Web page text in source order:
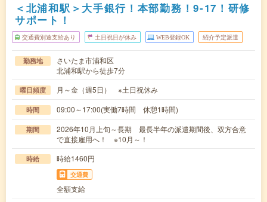
＜北浦和駅＞大手銀行！本部勤務！9-17！研修
サポート！
交通費別途支給あり 土日祝日が休み WEB登録OK 紹介予定派遣
勤務地
さいたま市浦和区
北浦和駅から徒歩7分
曜日頻度 月～金（週5日） ※土日祝休み
時間 09:00～17:00(実働7時間 休憩1時間)
期間
2026年10月上旬～長期 最長半年の派遣期間後、双方合意
で直接雇用へ！ ※10月～！
時給 時給1460円
交通費
全額支給